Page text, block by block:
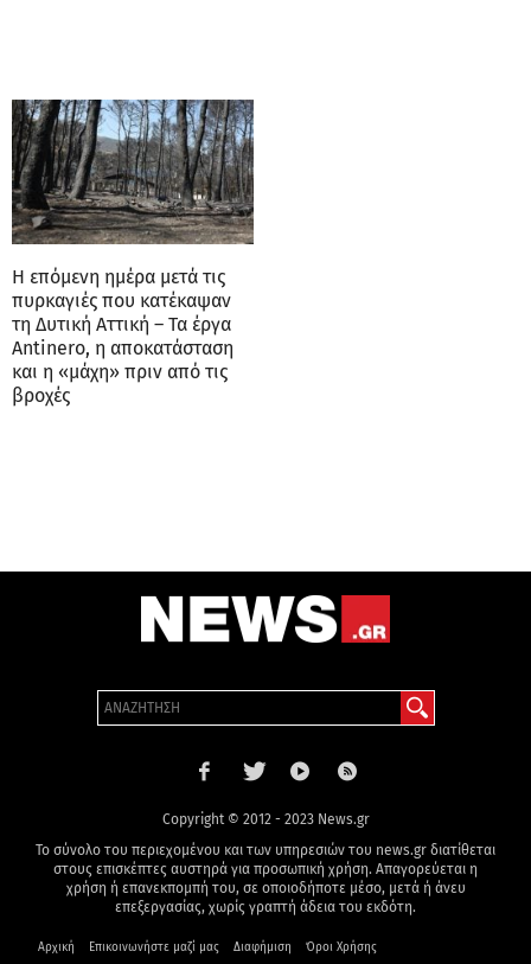
Η επόμενη ημέρα μετά τις
πυρκαγιές που κατέκαψαν
τη Δυτική Αττική – Τα έργα
Antinero, η αποκατάσταση
και η «μάχη» πριν από τις
βροχές
Copyright © 2012 - 2023 News.gr
Το σύνολο του περιεχομένου και των υπηρεσιών του news.gr διατίθεται
στους επισκέπτες αυστηρά για προσωπική χρήση. Απαγορεύεται η
χρήση ή επανεκπομπή του, σε οποιοδήποτε μέσο, μετά ή άνευ
επεξεργασίας, χωρίς γραπτή άδεια του εκδότη.
Αρχική Επικοινωνήστε μαζί μας Διαφήμιση Όροι Χρήσης